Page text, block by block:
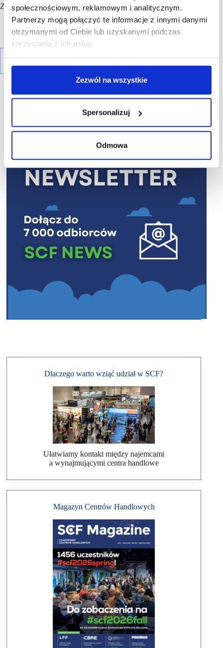
społecznościowym, reklamowym i analitycznym.
Partnerzy mogą połączyć te informacje z innymi danymi
otrzymanymi od Ciebie lub uzyskanymi podczas
korzystania z ich usług.
Zezwól na wszystkie
Spersonalizuj
Odmowa
Zarządcą obiektu jest TFG Asset Management sp. z o.o.
R E K L A M A
Dlaczego warto wziąć udział w SCF?
Ułatwiamy kontakt między najemcami
a wynajmującymi centra handlowe
Magazyn Centrów Handlowych